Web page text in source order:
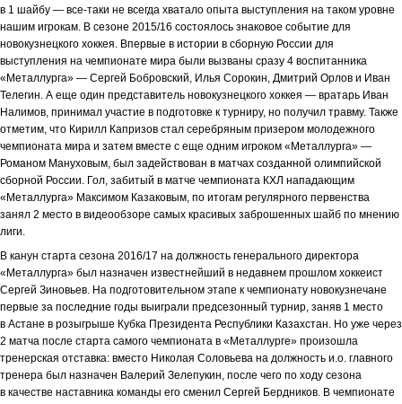
в 1 шайбу — все-таки не всегда хватало опыта выступления на таком уровне
нашим игрокам. В сезоне 2015/16 состоялось знаковое событие для
новокузнецкого хоккея. Впервые в истории в сборную России для
выступления на чемпионате мира были вызваны сразу 4 воспитанника
«Металлурга» — Сергей Бобровский, Илья Сорокин, Дмитрий Орлов и Иван
Телегин. А еще один представитель новокузнецкого хоккея — вратарь Иван
Налимов, принимал участие в подготовке к турниру, но получил травму. Также
отметим, что Кирилл Капризов стал серебряным призером молодежного
чемпионата мира и затем вместе с еще одним игроком «Металлурга» —
Романом Мануховым, был задействован в матчах созданной олимпийской
сборной России. Гол, забитый в матче чемпионата КХЛ нападающим
«Металлурга» Максимом Казаковым, по итогам регулярного первенства
занял 2 место в видеообзоре самых красивых заброшенных шайб по мнению
лиги.
В канун старта сезона 2016/17 на должность генерального директора
«Металлурга» был назначен известнейший в недавнем прошлом хоккеист
Сергей Зиновьев. На подготовительном этапе к чемпионату новокузнечане
первые за последние годы выиграли предсезонный турнир, заняв 1 место
в Астане в розыгрыше Кубка Президента Республики Казахстан. Но уже через
2 матча после старта самого чемпионата в «Металлурге» произошла
тренерская отставка: вместо Николая Соловьева на должность и.о. главного
тренера был назначен Валерий Зелепукин, после чего по ходу сезона
в качестве наставника команды его сменил Сергей Бердников. В чемпионате